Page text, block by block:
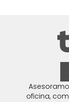
oficina,